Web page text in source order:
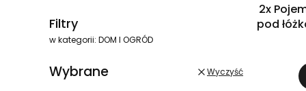
Filtry
w kategorii: DOM I OGRÓD
Wybrane Wyczyść
2x
pod